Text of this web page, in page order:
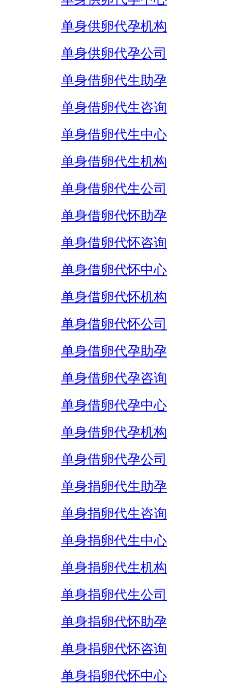
单身供卵代孕机构
单身供卵代孕公司
单身借卵代生助孕
单身借卵代生咨询
单身借卵代生中心
单身借卵代生机构
单身借卵代生公司
单身借卵代怀助孕
单身借卵代怀咨询
单身借卵代怀中心
单身借卵代怀机构
单身借卵代怀公司
单身借卵代孕助孕
单身借卵代孕咨询
单身借卵代孕中心
单身借卵代孕机构
单身借卵代孕公司
单身捐卵代生助孕
单身捐卵代生咨询
单身捐卵代生中心
单身捐卵代生机构
单身捐卵代生公司
单身捐卵代怀助孕
单身捐卵代怀咨询
单身捐卵代怀中心